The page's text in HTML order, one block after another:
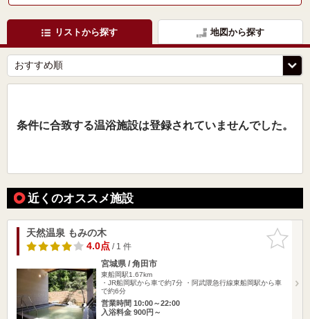
リストから探す 地図から探す
条件に合致する温浴施設は登録されていませんでした。
近くのオススメ施設
お気に入
りに追加
天然温泉 もみの木
4.0点/ 1 件
宮城県 / 角田市
東船岡駅1.67km
・JR船岡駅から車で約7分 ・阿武隈急行線東船岡駅から車
で約6分
営業時間 10:00～22:00
入浴料金 900円～